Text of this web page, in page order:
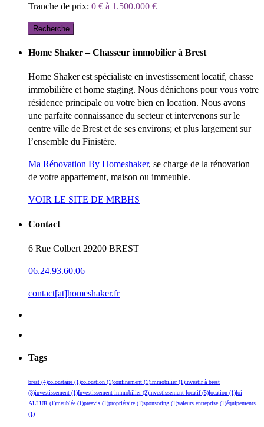
Tranche de prix: 0 € à 1.500.000 €
Recherche
Home Shaker – Chasseur immobilier à Brest
Home Shaker est spécialiste en investissement locatif, chasse
immobilière et home staging. Nous dénichons pour vous votre
résidence principale ou votre bien en location. Nous avons
une parfaite connaissance du secteur et intervenons sur le
centre ville de Brest et de ses environs; et plus largement sur
l’ensemble du Finistère.
Ma Rénovation By Homeshaker, se charge de la rénovation
de votre appartement, maison ou immeuble.
VOIR LE SITE DE MRBHS
Contact
6 Rue Colbert 29200 BREST
06.24.93.60.06
contact[at]homeshaker.fr
Tags
brest (4)colocataire (1)colocation (1)confinement (1)immobilier(1)investir à brest
(3)investissement (1)Investissement immobilier(2)investissement locatif(5)location (1)loi
ALLUR (1)meublée (1)preavis (1)propriétaire (1)sponsoring (1)valeurs entreprise (1)équipements
(1)